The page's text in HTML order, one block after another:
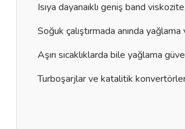
Isıya dayanaıklı geniş band viskozite,
Soğuk çalıştırmada anında
Aşırı sıcaklıklarda bile yağlama
Turboşarjlar ve katalitik